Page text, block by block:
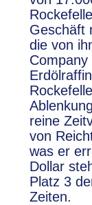
Geschäft
die von
reine
von
was er
Dollar
Platz 3
Zeiten.